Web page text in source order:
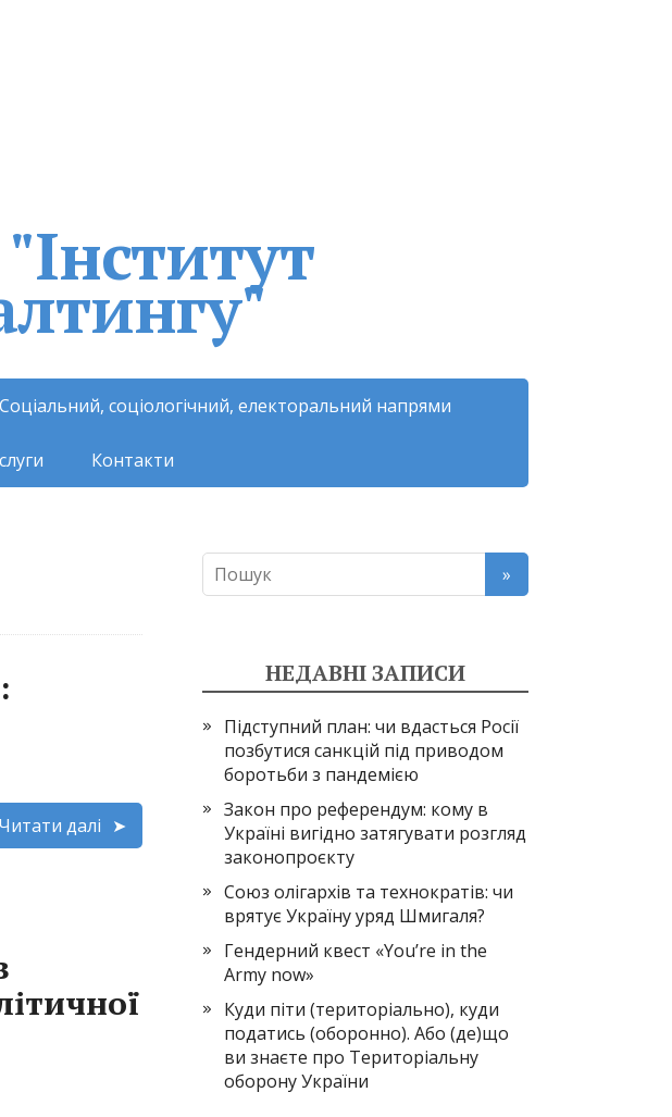
Соціальний, соціологічний, електоральний напрями
Контакти
Читати далі
НЕДАВНІ ЗАПИСИ
Підступний план: чи вдасться Росії
позбутися санкцій під приводом
боротьби з пандемією
Закон про референдум: кому в
Україні вигідно затягувати розгляд
законопроєкту
Союз олігархів та технократів: чи
врятує Україну уряд Шмигаля?
Гендерний квест «You’re in the
Army now»
Куди піти (територіально), куди
податись (оборонно). Або (де)що
ви знаєте про Територіальну
оборону України